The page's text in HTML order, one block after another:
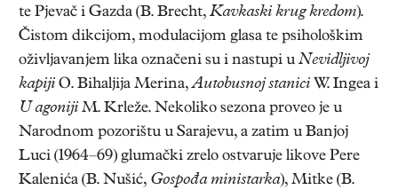
te Pjevač i Gazda (B. Brecht, Kavkaski krug kredom).
Čistom dikcijom, modulacijom glasa te psihološkim
oživljavanjem lika označeni su i nastupi u Nevidljivoj
kapiji O. Bihaljija Merina,Autobusnoj stanici W. Ingea i
U agoniji M. Krleže. Nekoliko sezona proveo je u
Narodnom pozorištu u Sarajevu, a zatim u Banjoj
Luci (1964–69) glumački zrelo ostvaruje likove Pere
Kalenića (B. Nušić, Gospođa ministarka), Mitke (B.